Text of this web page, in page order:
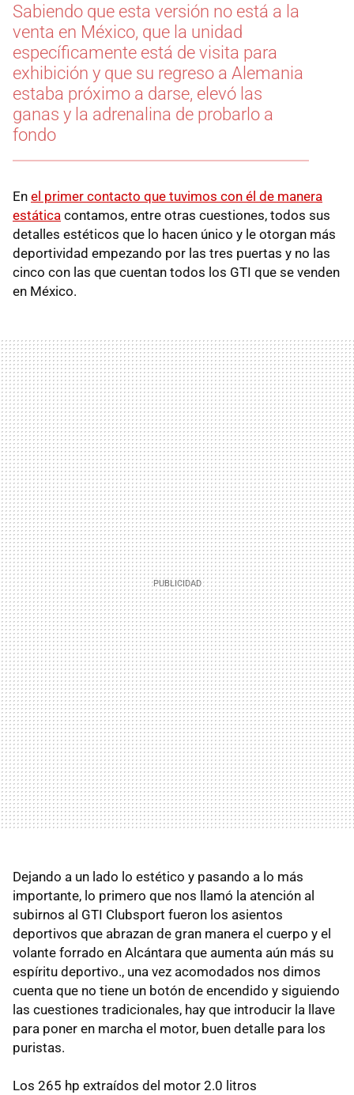
Sabiendo que esta versión no está a la
venta en México, que la unidad
específicamente está de visita para
exhibición y que su regreso a Alemania
estaba próximo a darse, elevó las
ganas y la adrenalina de probarlo a
fondo
En el primer contacto que tuvimos con él de manera
estática contamos, entre otras cuestiones, todos sus
detalles estéticos que lo hacen único y le otorgan más
deportividad empezando por las tres puertas y no las
cinco con las que cuentan todos los GTI que se venden
en México.
Dejando a un lado lo estético y pasando a lo más
importante, lo primero que nos llamó la atención al
subirnos al GTI Clubsport fueron los asientos
deportivos que abrazan de gran manera el cuerpo y el
volante forrado en Alcántara que aumenta aún más su
espíritu deportivo., una vez acomodados nos dimos
cuenta que no tiene un botón de encendido y siguiendo
las cuestiones tradicionales, hay que introducir la llave
para poner en marcha el motor, buen detalle para los
puristas.
Los 265 hp extraídos del motor 2.0 litros